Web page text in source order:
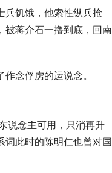
兵饥饿，他索性纵兵抢
被蒋介石一撸到底，回南
念俘虏的运说念。
说念主可用，只消再升
词此时的陈明仁也曾对国